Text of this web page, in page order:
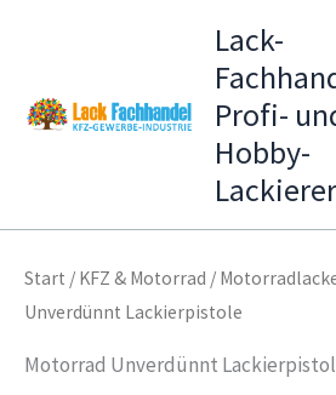
Lack-
Profi-
Hobby-
Lackierer
Start / KFZ & Motorrad /
Unverdünnt Lackierpistole
Motorrad Unverdünnt